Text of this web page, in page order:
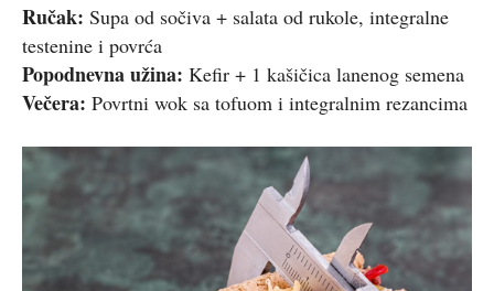
Ručak: Supa od sočiva + salata od rukole, integralne
testenine i povrća
Popodnevna užina: Kefir + 1 kašičica lanenog semena
Večera: Povrtni wok sa tofuom i integralnim rezancima